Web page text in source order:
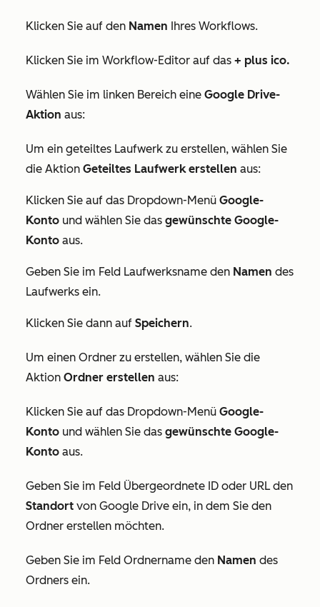
Klicken Sie auf den Namen Ihres Workflows.
Klicken Sie im Workflow-Editor auf das + plus ico.
Wählen Sie im linken Bereich eine Google Drive-
Aktion aus:
Um ein geteiltes Laufwerk zu erstellen, wählen Sie
die Aktion Geteiltes Laufwerk erstellen aus:
Klicken Sie auf das Dropdown-Menü Google-
Konto und wählen Sie das gewünschte Google-
Konto aus.
Geben Sie im Feld Laufwerksname den Namen des
Laufwerks ein.
Klicken Sie dann auf Speichern.
Um einen Ordner zu erstellen, wählen Sie die
Aktion Ordner erstellen aus:
Klicken Sie auf das Dropdown-Menü Google-
Konto und wählen Sie das gewünschte Google-
Konto aus.
Geben Sie im Feld Übergeordnete ID oder URL den
Standort von Google Drive ein, in dem Sie den
Ordner erstellen möchten.
Geben Sie im Feld Ordnername den Namen des
Ordners ein.